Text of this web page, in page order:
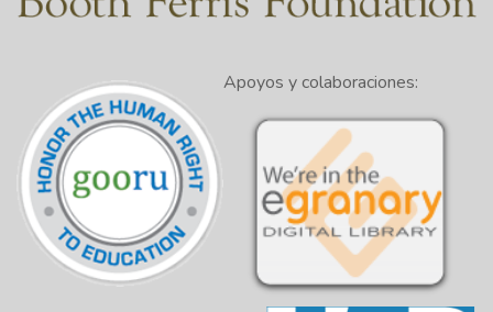
Apoyos y colaboraciones: